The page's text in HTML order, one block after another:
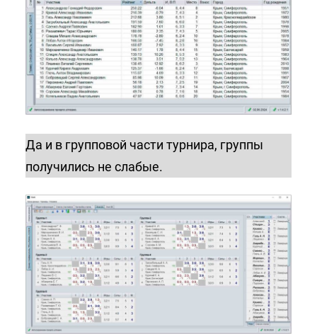
Да и в групповой части турнира, группы
получились не слабые.